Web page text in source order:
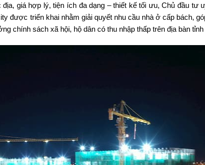
giá hợp lý, tiện ích đa dạng – thiết kế tối ưu, Chủ đầu
được triển khai nhằm giải quyết nhu cầu nhà ở cấp bách,
chính sách xã hội, hộ dân có thu nhập thấp trên địa bàn tỉnh